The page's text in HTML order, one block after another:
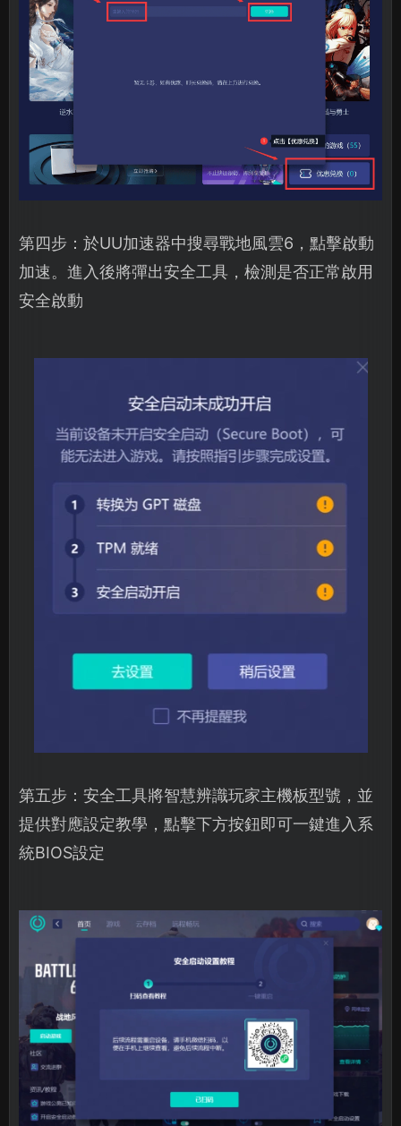
第四步：於UU加速器中搜尋戰地風雲6，點擊啟動
加速。進入後將彈出安全工具，檢測是否正常啟用
安全啟動
第五步：安全工具將智慧辨識玩家主機板型號，並
提供對應設定教學，點擊下方按鈕即可一鍵進入系
統BIOS設定